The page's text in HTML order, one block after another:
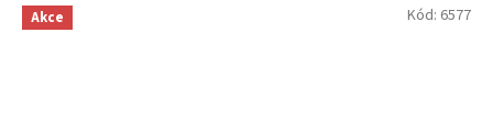
Akce Kód: 6577